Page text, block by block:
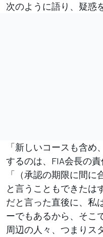
次のように語り、疑惑
「新しいコースも含
するのは、FIA会長の
「（承認の期限に間
と言うこともできたは
だと言った直後に、
ーでもあるから、そこ
周辺の人々、つまりス